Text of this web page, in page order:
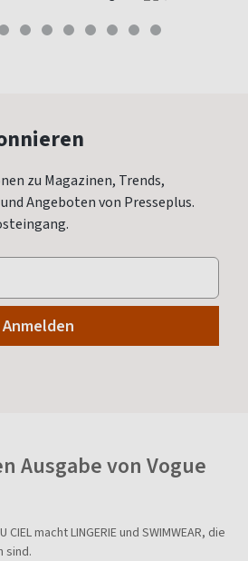
zu Magazinen, Trends,
Angeboten von Presseplus.
Ausgabe von Vogue
macht LINGERIE und SWIMWEAR, die
sind.